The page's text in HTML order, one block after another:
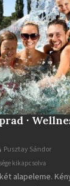
·
Pusztay Sándor
kikapcsolva
alapeleme.